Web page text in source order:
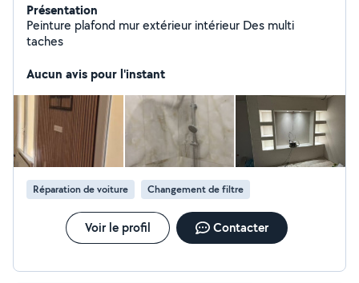
Présentation
Peinture plafond mur extérieur intérieur Des multi
taches
Aucun avis pour l'instant
Réparation de voiture Changement de filtre
Voir le profil Contacter